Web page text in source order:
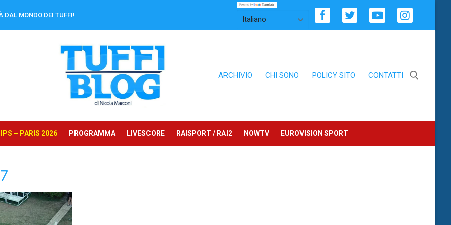
DAL MONDO DEI TUFFI!
ARCHIVIO CHI SONO POLICY SITO CONTATTI
– PARIS 2026 PROGRAMMA LIVESCORE RAISPORT / RAI2 NOWTV EUROVISION SPORT